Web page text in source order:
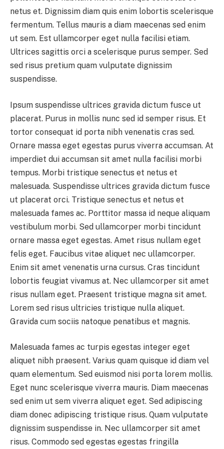
netus et. Dignissim diam quis enim lobortis scelerisque
fermentum. Tellus mauris a diam maecenas sed enim
ut sem. Est ullamcorper eget nulla facilisi etiam.
Ultrices sagittis orci a scelerisque purus semper. Sed
sed risus pretium quam vulputate dignissim
suspendisse.
Ipsum suspendisse ultrices gravida dictum fusce ut
placerat. Purus in mollis nunc sed id semper risus. Et
tortor consequat id porta nibh venenatis cras sed.
Ornare massa eget egestas purus viverra accumsan. At
imperdiet dui accumsan sit amet nulla facilisi morbi
tempus. Morbi tristique senectus et netus et
malesuada. Suspendisse ultrices gravida dictum fusce
ut placerat orci. Tristique senectus et netus et
malesuada fames ac. Porttitor massa id neque aliquam
vestibulum morbi. Sed ullamcorper morbi tincidunt
ornare massa eget egestas. Amet risus nullam eget
felis eget. Faucibus vitae aliquet nec ullamcorper.
Enim sit amet venenatis urna cursus. Cras tincidunt
lobortis feugiat vivamus at. Nec ullamcorper sit amet
risus nullam eget. Praesent tristique magna sit amet.
Lorem sed risus ultricies tristique nulla aliquet.
Gravida cum sociis natoque penatibus et magnis.
Malesuada fames ac turpis egestas integer eget
aliquet nibh praesent. Varius quam quisque id diam vel
quam elementum. Sed euismod nisi porta lorem mollis.
Eget nunc scelerisque viverra mauris. Diam maecenas
sed enim ut sem viverra aliquet eget. Sed adipiscing
diam donec adipiscing tristique risus. Quam vulputate
dignissim suspendisse in. Nec ullamcorper sit amet
risus. Commodo sed egestas egestas fringilla